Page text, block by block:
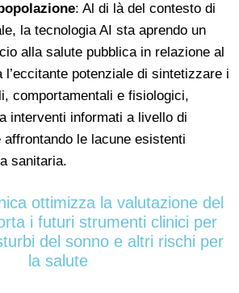
: Al di là del contesto di
la tecnologia AI sta aprendo un
alla salute pubblica in relazione al
l’eccitante potenziale di sintetizzare i
comportamentali e fisiologici,
interventi informati a livello di
affrontando le lacune esistenti
sanitaria.
ottimizza la valutazione del
i futuri strumenti clinici per
del sonno e altri rischi per
la salute